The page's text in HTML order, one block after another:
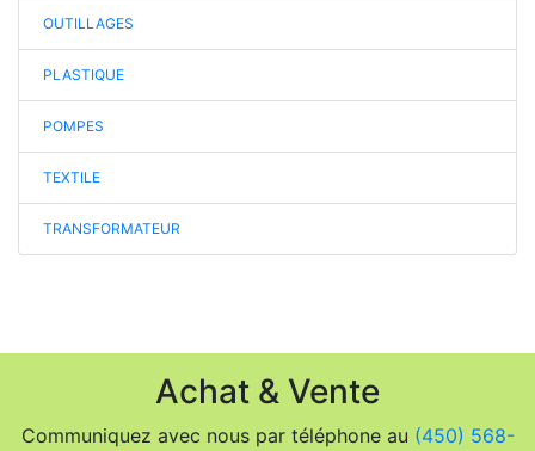
OUTILLAGES
PLASTIQUE
POMPES
TEXTILE
TRANSFORMATEUR
Achat & Vente
Communiquez avec nous par téléphone au (450) 568-